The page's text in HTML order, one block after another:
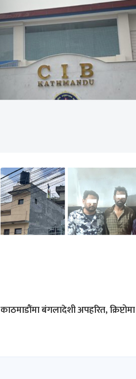
काठमाडौंमा बंगलादेशी अपहरित,